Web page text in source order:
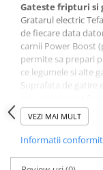
Gateste fripturi si
Gratarul electric
de fiecare data
carnii Power Boost
permite sa prepari
ce legumele si alte
Suprafata de gatire
fiecare zi.​
Gratarul electric
Descopera gratarul
VEZI MAI MULT
Informatii